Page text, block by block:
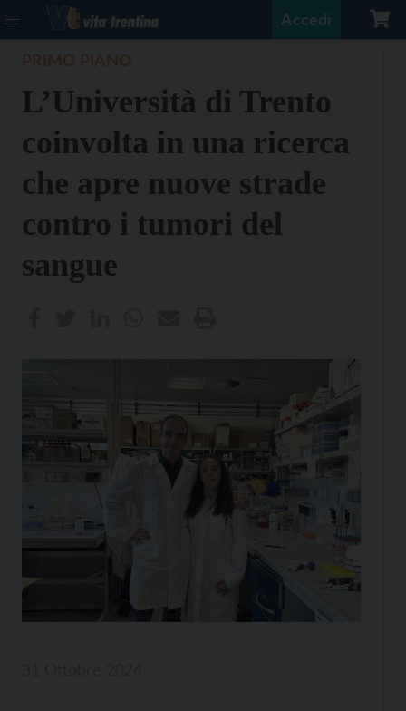
Accedi
L’Università di Trento
coinvolta in una ricerca
che apre nuove strade
contro i tumori del
sangue